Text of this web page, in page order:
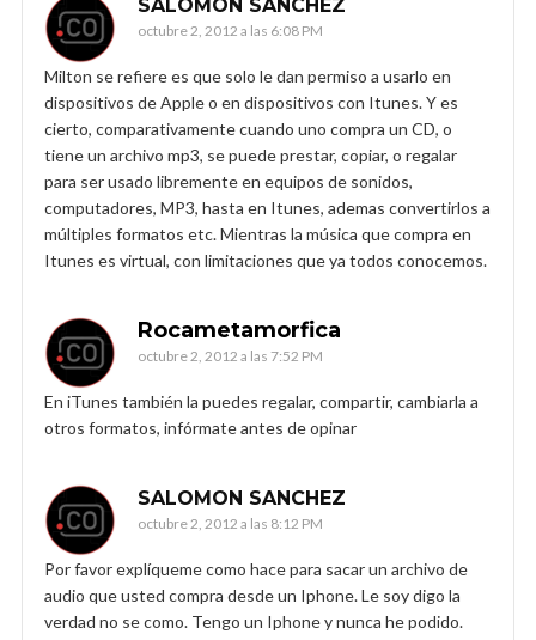
SALOMON SANCHEZ
octubre 2, 2012 a las 6:08 PM
Milton se refiere es que solo le dan permiso a usarlo en
dispositivos de Apple o en dispositivos con Itunes. Y es
cierto, comparativamente cuando uno compra un CD, o
tiene un archivo mp3, se puede prestar, copiar, o regalar
para ser usado libremente en equipos de sonidos,
computadores, MP3, hasta en Itunes, ademas convertirlos a
múltiples formatos etc. Mientras la música que compra en
Itunes es virtual, con limitaciones que ya todos conocemos.
Rocametamorfica
octubre 2, 2012 a las 7:52 PM
En iTunes también la puedes regalar, compartir, cambiarla a
otros formatos, infórmate antes de opinar
SALOMON SANCHEZ
octubre 2, 2012 a las 8:12 PM
Por favor explíqueme como hace para sacar un archivo de
audio que usted compra desde un Iphone. Le soy digo la
verdad no se como. Tengo un Iphone y nunca he podido.